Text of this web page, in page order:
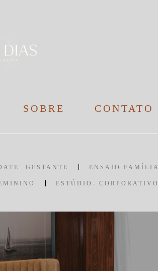
SOBRE CONTATO
GESTANTE ENSAIO FAMÍLIA
ESTÚDIO- CORPORATIVO